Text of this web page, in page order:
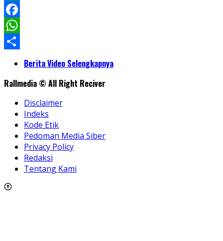
LinkedIn
Facebook
WhatsApp
ShareBerita Video Selengkapnya
Rallmedia © All Right Reciver
Disclaimer
Indeks
Kode Etik
Pedoman Media Siber
Privacy Policy
Redaksi
Tentang Kami